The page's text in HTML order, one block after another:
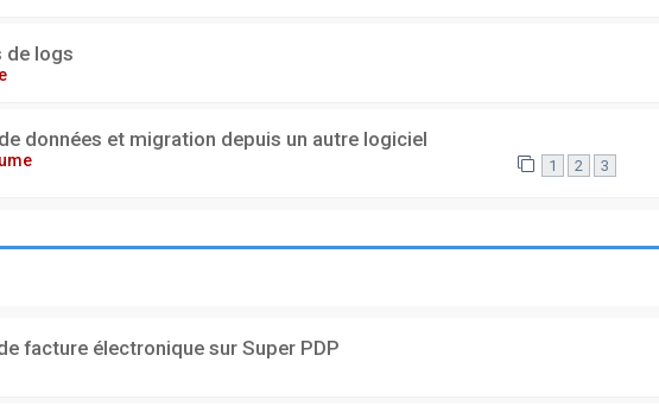
de logs
données et migration depuis un autre logiciel
1 2 3
facture électronique sur Super PDP